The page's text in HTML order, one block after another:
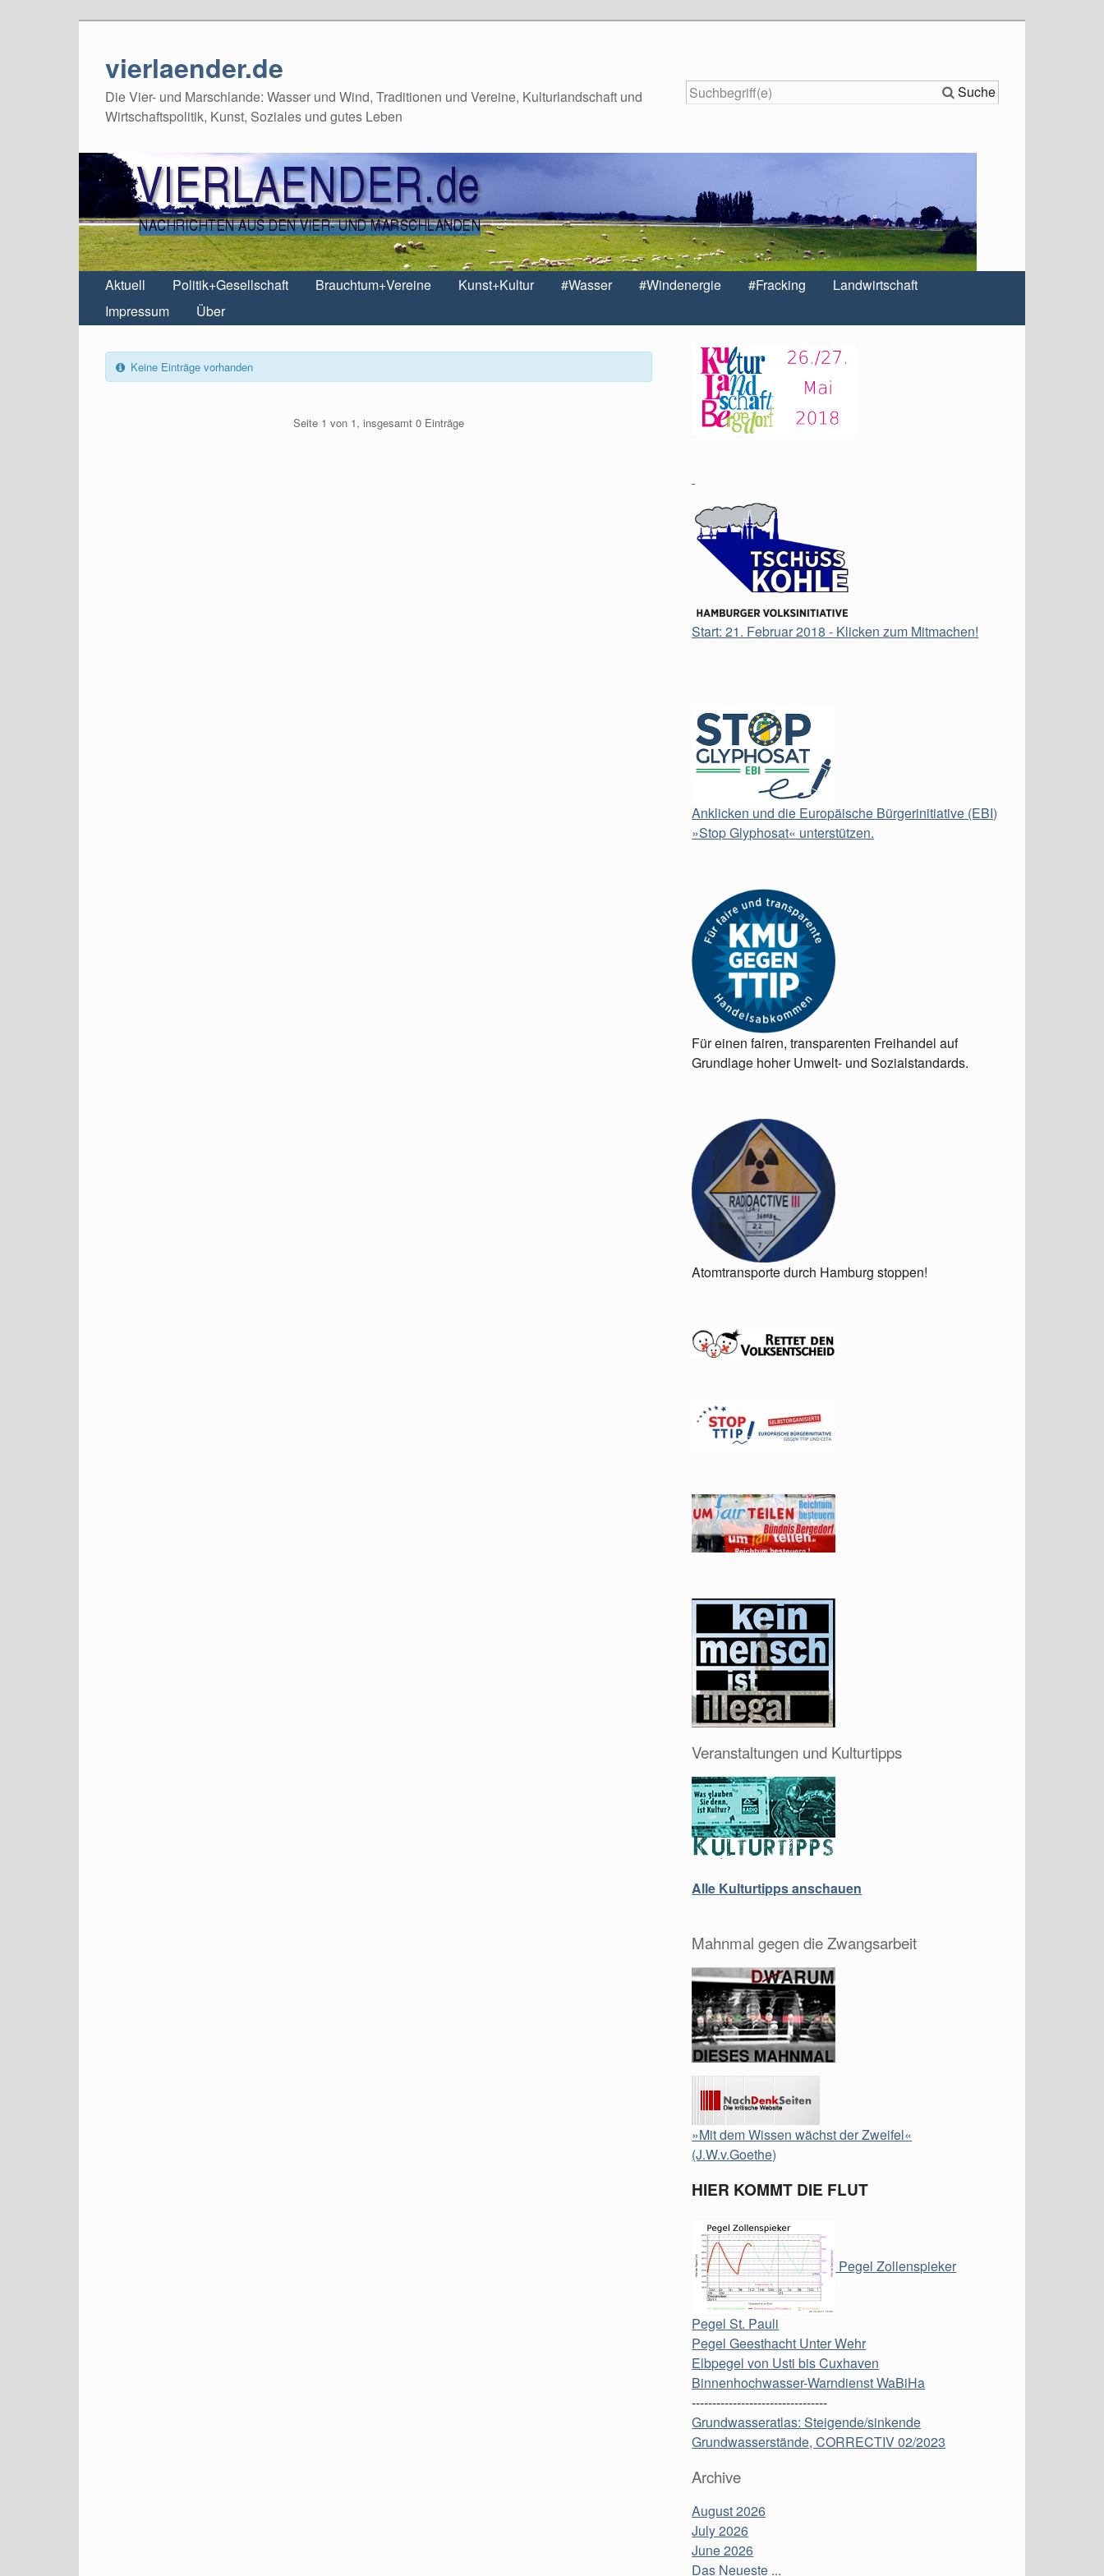
vierlaender.de
Die Vier- und Marschlande: Wasser und Wind, Traditionen und Vereine, Kulturlandschaft und
Wirtschaftspolitik, Kunst, Soziales und gutes Leben
Suche
Aktuell Politik+Gesellschaft Brauchtum+Vereine Kunst+Kultur #Wasser #Windenergie #Fracking
Landwirtschaft
Impressum
Über
Keine Einträge vorhanden
Seite 1 von 1, insgesamt 0 Einträge
Start: 21. Februar 2018 - Klicken zum Mitmachen!
Anklicken und die Europäische Bürgerinitiative (EBI)
»Stop Glyphosat« unterstützen.
Für einen fairen, transparenten Freihandel auf
Grundlage hoher Umwelt- und Sozialstandards.
Atomtransporte durch Hamburg stoppen!
Veranstaltungen und Kulturtipps
Alle Kulturtipps anschauen
Mahnmal gegen die Zwangsarbeit
»Mit dem Wissen wächst der Zweifel«
(J.W.v.Goethe)
HIER KOMMT DIE FLUT
Pegel Zollenspieker
Pegel St. Pauli
Pegel Geesthacht Unter Wehr
Elbpegel von Usti bis Cuxhaven
Binnenhochwasser-Warndienst WaBiHa
---------------------------------
Grundwasseratlas: Steigende/sinkende
Grundwasserstände, CORRECTIV 02/2023
Archive
August 2026
July 2026
June 2026
Das Neueste ...